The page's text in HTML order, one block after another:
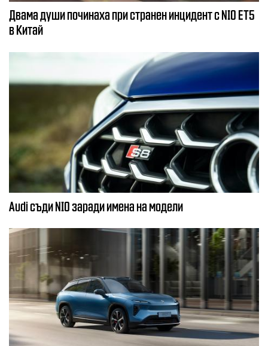
Двама души починаха при странен инцидент с NIO ET5
в Китай
Audi съди NIO заради имена на модели